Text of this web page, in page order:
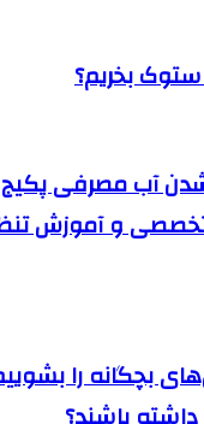
بخریم؟
آب مصرفی پکیج
و آموزش
بچگانه را